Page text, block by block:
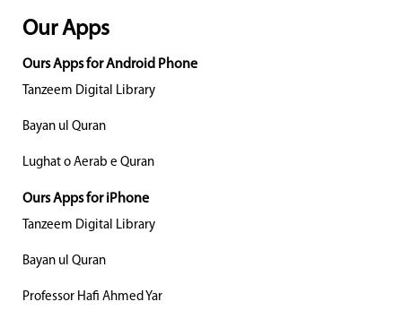
Our Apps
Ours Apps for Android Phone
Tanzeem Digital Library
Bayan ul Quran
Lughat o Aerab e Quran
Ours Apps for iPhone
Tanzeem Digital Library
Bayan ul Quran
Professor Hafi Ahmed Yar